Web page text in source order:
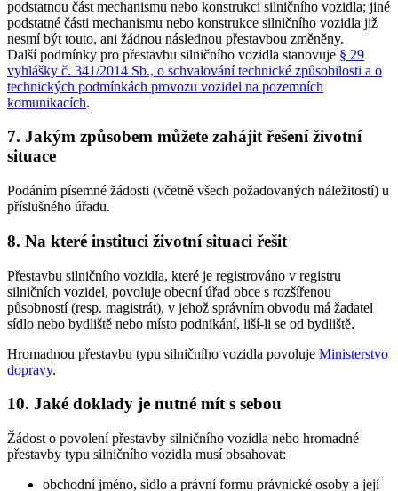
podstatnou část mechanismu nebo konstrukci silničního vozidla; jiné
podstatné části mechanismu nebo konstrukce silničního vozidla již
nesmí být touto, ani žádnou následnou přestavbou změněny.
Další podmínky pro přestavbu silničního vozidla stanovuje § 29
vyhlášky č. 341/2014 Sb., o schvalování technické způsobilosti a o
technických podmínkách provozu vozidel na pozemních
komunikacích.
7. Jakým způsobem můžete zahájit řešení životní
situace
Podáním písemné žádosti (včetně všech požadovaných náležitostí) u
příslušného úřadu.
8. Na které instituci životní situaci řešit
Přestavbu silničního vozidla, které je registrováno v registru
silničních vozidel, povoluje obecní úřad obce s rozšířenou
působností (resp. magistrát), v jehož správním obvodu má žadatel
sídlo nebo bydliště nebo místo podnikání, liší-li se od bydliště.
Hromadnou přestavbu typu silničního vozidla povoluje Ministerstvo
dopravy.
10. Jaké doklady je nutné mít s sebou
Žádost o povolení přestavby silničního vozidla nebo hromadné
přestavby typu silničního vozidla musí obsahovat:
obchodní jméno, sídlo a právní formu právnické osoby a její